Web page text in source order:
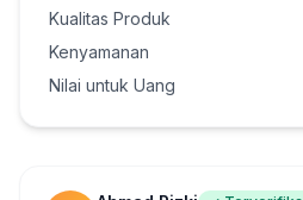
Kualitas Produk
Kenyamanan
Nilai untuk Uang